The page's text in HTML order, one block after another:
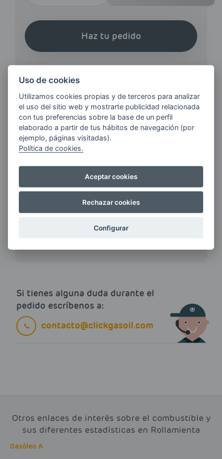
Haz tu pedido
¿QUIERES ESTAR AL DÍA DE
LAS
ÚLTIMAS NOVEDADES?
ENERGIAS por cualquier medio, incluido
Si tienes alguna duda durante el
pedido escríbenos a:
contacto@clickgasoil.com
Otros enlaces de interés sobre el combustible y
sus diferentes estadísticas en Rollamienta
Gasóleo A
Uso de cookies
Utilizamos cookies propias y de terceros para analizar
el uso del sitio web y mostrarte publicidad relacionada
con tus preferencias sobre la base de un perfil
elaborado a partir de tus hábitos de navegación (por
ejemplo, páginas visitadas).
Política de cookies.
Aceptar cookies
Rechazar cookies
Configurar